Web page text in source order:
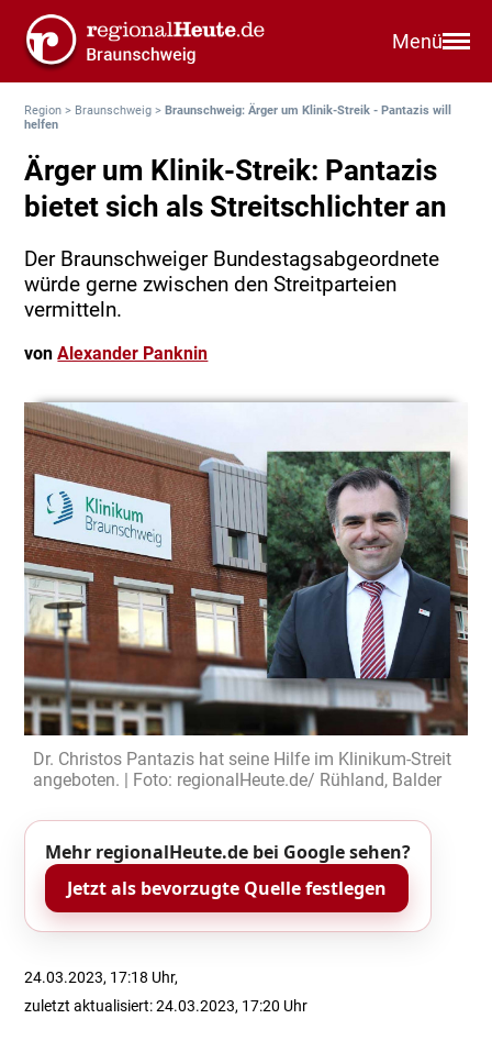
Menü
Region > Braunschweig >Braunschweig: Ärger um Klinik-Streik - Pantazis will
helfen
Ärger um Klinik-Streik: Pantazis
bietet sich als Streitschlichter an
Der Braunschweiger Bundestagsabgeordnete
würde gerne zwischen den Streitparteien
vermitteln.
vonAlexander Panknin
Dr. Christos Pantazis hat seine Hilfe im Klinikum-Streit
angeboten. | Foto: regionalHeute.de/ Rühland, Balder
Mehr regionalHeute.de bei Google sehen?
Jetzt als bevorzugte Quelle festlegen
24.03.2023, 17:18 Uhr,
zuletzt aktualisiert: 24.03.2023, 17:20 Uhr